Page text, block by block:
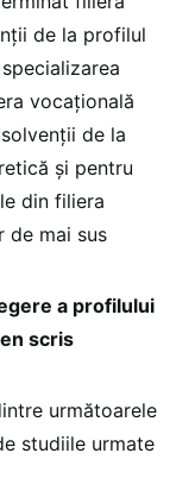
de la profilul
vocațională
de la
și pentru
din filiera
de mai sus
a profilului
scris
următoarele
studiile urmate